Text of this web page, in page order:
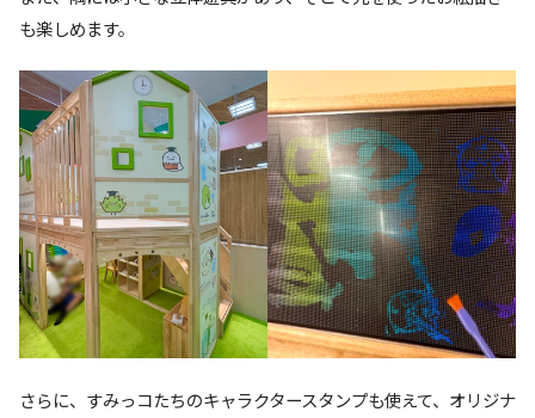
も楽しめます。
さらに、すみっコたちのキャラクタースタンプも使えて、オリジナ